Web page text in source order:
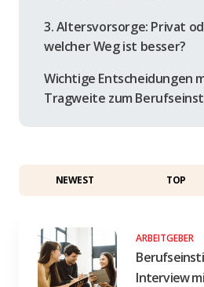
3. Altersvorsorge: Privat
welcher Weg ist besser?
Wichtige Entscheidungen
Tragweite zum
NEWEST TOP
ARBEITGEBER
Interview